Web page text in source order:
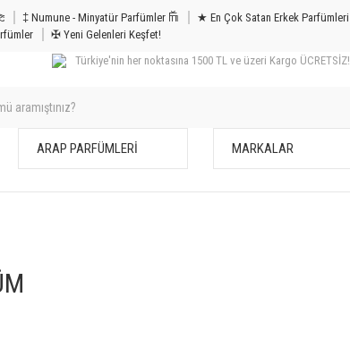
𐦝 ‡ Numune - Minyatür Parfümler 𐙏 ★ En Çok Satan Erkek Parfümleri
✠ Yeni Gelenleri Keşfet!
Türkiye'nin her noktasına 1500 TL ve üzeri Kargo ÜCRETSİZ!
ARAP PARFÜMLERİ MARKALAR